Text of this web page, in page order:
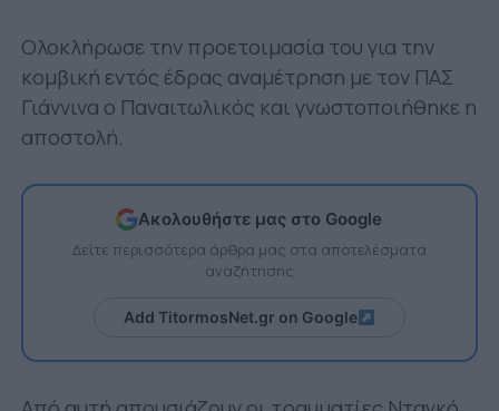
Ολοκλήρωσε την προετοιμασία του για την
κομβική εντός έδρας αναμέτρηση με τον ΠΑΣ
Γιάννινα ο Παναιτωλικός και γνωστοποιήθηκε η
αποστολή.
Ακολουθήστε μας στο Google
Δείτε περισσότερα άρθρα μας στα αποτελέσματα
αναζήτησης
Add TitormosNet.gr on Google